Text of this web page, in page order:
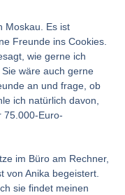
Moskau. Es ist
Freunde ins Cookies.
wie gerne ich
wäre auch gerne
an und frage, ob
ich natürlich davon,
75.000-Euro-
im Büro am Rechner,
von Anika begeistert.
sie findet meinen